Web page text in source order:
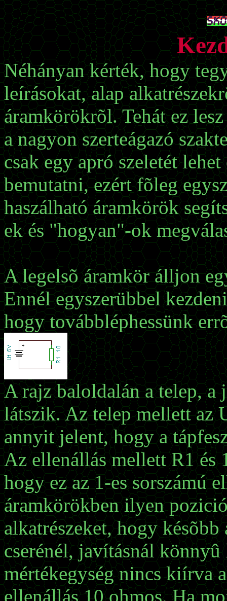
Néhányan kérték, hogy
leírásokat, alap
áramkörökrõl. Tehát ez
a nagyon szerteágazó
csak egy apró szeletét
bemutatni, ezért fõleg
haszálható áramkörök
ek és "hogyan"-ok
A legelsõ áramkör álljon
Ennél egyszerübbel
hogy továbbléphessünk
A rajz baloldalán a telep, a
látszik. Az telep mellett az
annyit jelent, hogy a
Az ellenállás mellett R1 és
hogy ez az 1-es sorszámú
áramkörökben ilyen
alkatrészeket, hogy
cserénél, javításnál
mértékegység nincs kiírva
ellenállás 10 ohmos. Ha